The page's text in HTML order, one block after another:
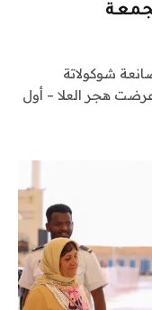
شوكولاتة
هجر العلا – أول